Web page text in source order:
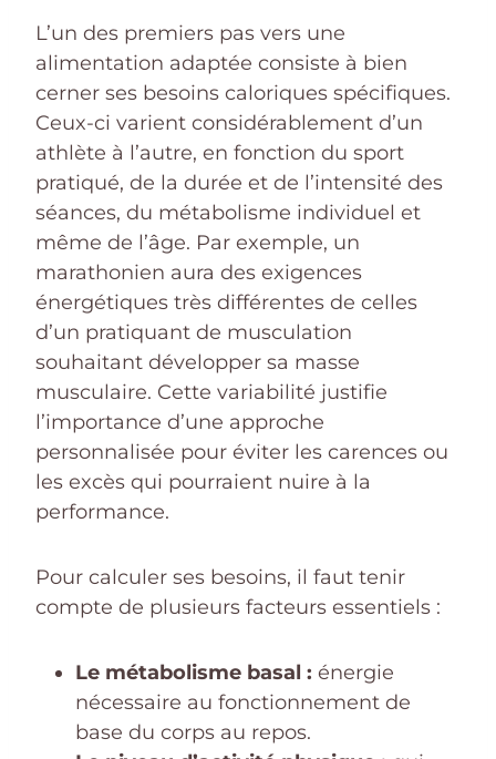
L’un des premiers pas vers une
alimentation adaptée consiste à bien
cerner ses besoins caloriques spécifiques.
Ceux-ci varient considérablement d’un
athlète à l’autre, en fonction du sport
pratiqué, de la durée et de l’intensité des
séances, du métabolisme individuel et
même de l’âge. Par exemple, un
marathonien aura des exigences
énergétiques très différentes de celles
d’un pratiquant de musculation
souhaitant développer sa masse
musculaire. Cette variabilité justifie
l’importance d’une approche
personnalisée pour éviter les carences ou
les excès qui pourraient nuire à la
performance.
Pour calculer ses besoins, il faut tenir
compte de plusieurs facteurs essentiels :
Le métabolisme basal : énergie
nécessaire au fonctionnement de
base du corps au repos.